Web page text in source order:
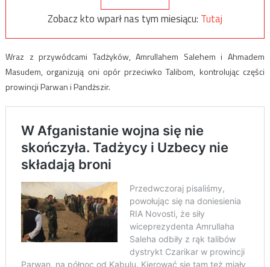
Zobacz kto wparł nas tym miesiącu: Tutaj
Wraz z przywódcami Tadżyków, Amrullahem Salehem i Ahmadem
Masudem, organizują oni opór przeciwko Talibom, kontrolując części
prowincji Parwan i Pandższir.